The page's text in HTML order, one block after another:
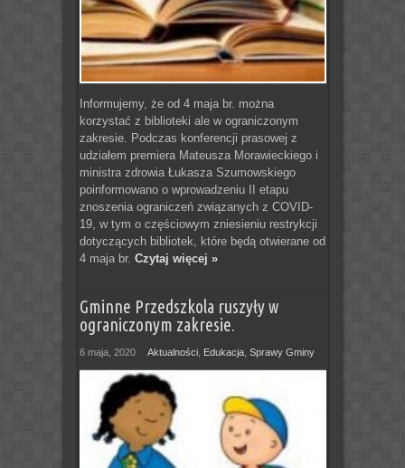
Informujemy, że od 4 maja br. można
korzystać z biblioteki ale w ograniczonym
zakresie. Podczas konferencji prasowej z
udziałem premiera Mateusza Morawieckiego i
ministra zdrowia Łukasza Szumowskiego
poinformowano o wprowadzeniu II etapu
znoszenia ograniczeń związanych z COVID-
19, w tym o częściowym zniesieniu restrykcji
dotyczących bibliotek, które będą otwierane od
4 maja br. Czytaj więcej »
Gminne Przedszkola ruszyły w
ograniczonym zakresie.
6 maja, 2020 Aktualności, Edukacja, Sprawy Gminy